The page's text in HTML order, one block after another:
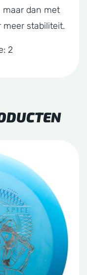
maar dan met
meer stabiliteit.
2